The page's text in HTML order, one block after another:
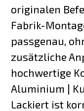
originalen
Fabrik-
passgenau,
zusätzliche
hochwertige
Aluminium |
Lackiert ist